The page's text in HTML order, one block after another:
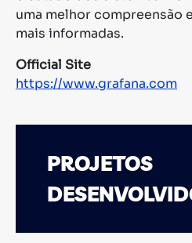
uma melhor compreensão
mais informadas.
Official Site
https://www.grafana.com